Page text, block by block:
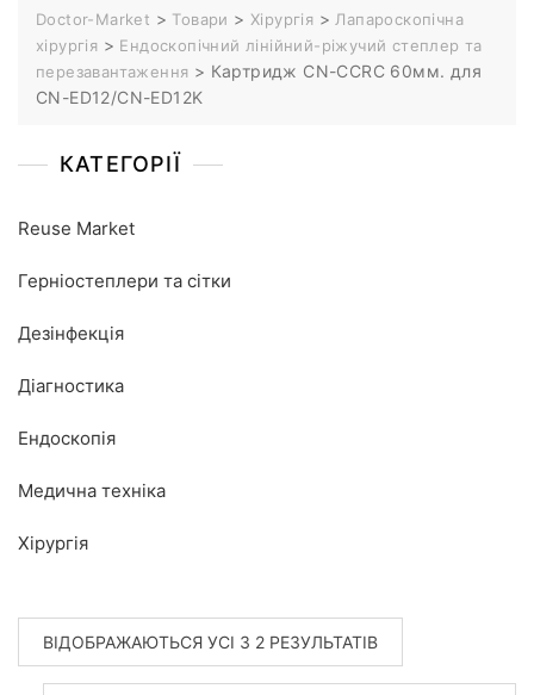
Doctor-Market > Товари > Хірургія > Лапароскопічна
хірургія > Ендоскопічний лінійний-ріжучий степлер та
перезавантаження > Картридж CN-CCRC 60мм. для
CN-ED12/CN-ED12K
КАТЕГОРІЇ
Reuse Market
Герніостеплери та сітки
Дезінфекція
Діагностика
Ендоскопія
Медична техніка
Хірургія
ВІДОБРАЖАЮТЬСЯ УСІ З 2 РЕЗУЛЬТАТІВ